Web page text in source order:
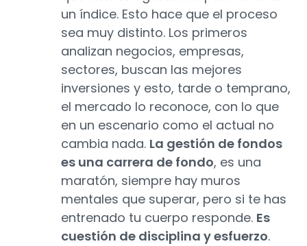
un índice. Esto hace que el proceso
sea muy distinto. Los primeros
analizan negocios, empresas,
sectores, buscan las mejores
inversiones y esto, tarde o temprano,
el mercado lo reconoce, con lo que
en un escenario como el actual no
cambia nada. La gestión de fondos
es una carrera de fondo, es una
maratón, siempre hay muros
mentales que superar, pero si te has
entrenado tu cuerpo responde. Es
cuestión de disciplina y esfuerzo.